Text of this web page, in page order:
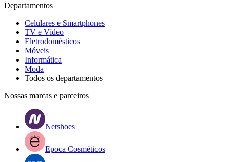
Departamentos
Celulares e Smartphones
TV e Vídeo
Eletrodomésticos
Móveis
Informática
Moda
Todos os departamentos
Nossas marcas e parceiros
Netshoes
Epoca Cosméticos